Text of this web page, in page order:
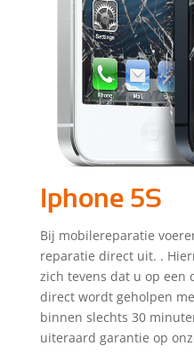
Iphone 5S
Bij mobilereparatie
reparatie direct uit. .
zich tevens dat u op een
direct wordt geholpen
binnen slechts 30
uiteraard garantie op